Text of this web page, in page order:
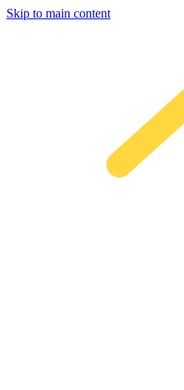
Skip to main content